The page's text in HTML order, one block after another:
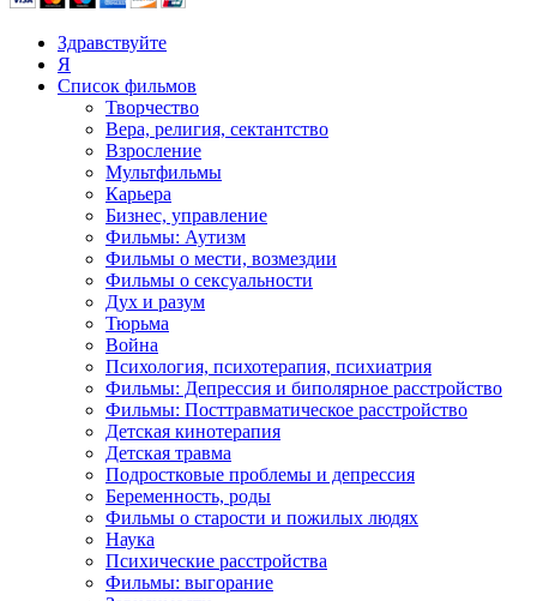
Здравствуйте
Я
Список фильмов
Творчество
Вера, религия, сектантство
Взросление
Мультфильмы
Карьера
Бизнес, управление
Фильмы: Аутизм
Фильмы о мести, возмездии
Фильмы о сексуальности
Дух и разум
Тюрьма
Война
Психология, психотерапия, психиатрия
Фильмы: Депрессия и биполярное расстройство
Фильмы: Посттравматическое расстройство
Детская кинотерапия
Детская травма
Подростковые проблемы и депрессия
Беременность, роды
Фильмы о старости и пожилых людях
Наука
Психические расстройства
Фильмы: выгорание